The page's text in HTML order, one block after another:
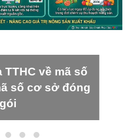
về mã số
số cơ sở đóng
gói